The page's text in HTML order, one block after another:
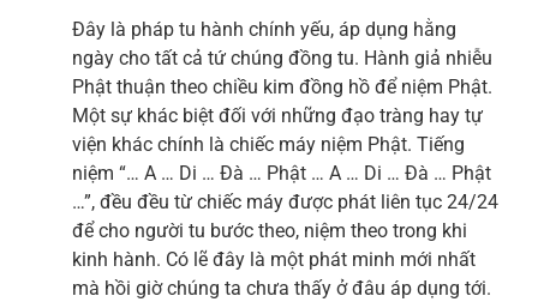
Đây là pháp tu hành chính yếu, áp dụng hằng
ngày cho tất cả tứ chúng đồng tu. Hành giả nhiễu
Phật thuận theo chiều kim đồng hồ để niệm Phật.
Một sự khác biệt đối với những đạo tràng hay tự
viện khác chính là chiếc máy niệm Phật. Tiếng
niệm “… A … Di … Đà … Phật … A … Di … Đà … Phật
…”, đều đều từ chiếc máy được phát liên tục 24/24
để cho người tu bước theo, niệm theo trong khi
kinh hành. Có lẽ đây là một phát minh mới nhất
mà hồi giờ chúng ta chưa thấy ở đâu áp dụng tới.